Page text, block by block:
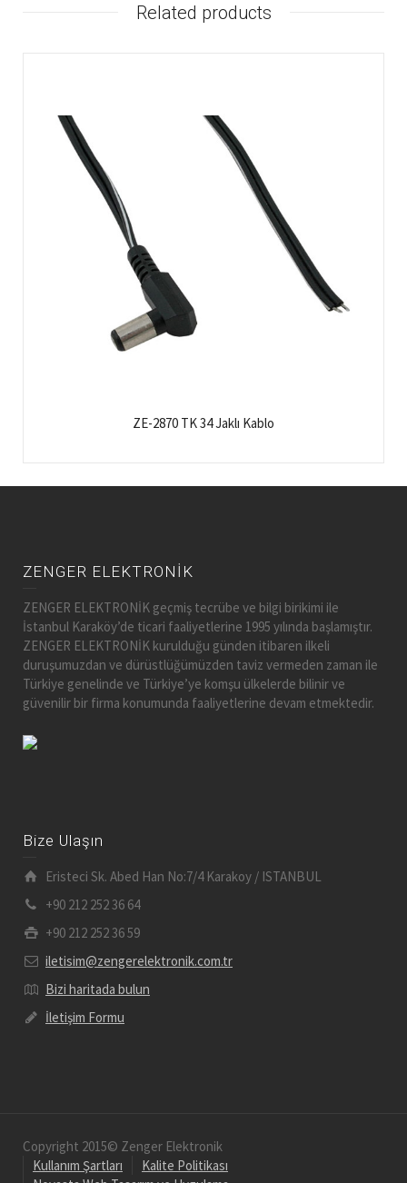
Related products
ZE-2870 TK 34 Jaklı Kablo
ZENGER ELEKTRONİK
ZENGER ELEKTRONİK geçmiş tecrübe ve bilgi birikimi ile
İstanbul Karaköy’de ticari faaliyetlerine 1995 yılında başlamıştır.
ZENGER ELEKTRONİK kurulduğu günden itibaren ilkeli
duruşumuzdan ve dürüstlüğümüzden taviz vermeden zaman ile
Türkiye genelinde ve Türkiye’ye komşu ülkelerde bilinir ve
güvenilir bir firma konumunda faaliyetlerine devam etmektedir.
Bize Ulaşın
Eristeci Sk. Abed Han No:7/4 Karakoy / ISTANBUL
+90 212 252 36 64
+90 212 252 36 59
iletisim@zengerelektronik.com.tr
Bizi haritada bulun
İletişim Formu
Copyright 2015© Zenger Elektronik
Kullanım Şartları
Kalite Politikası